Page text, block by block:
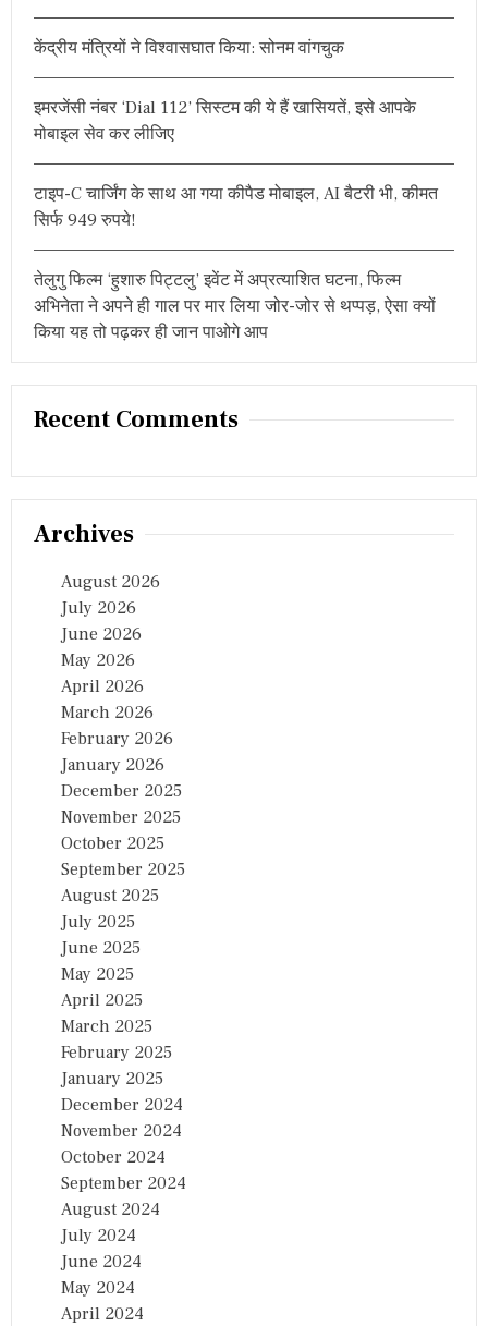
प
फो
र
ना
केंद्रीय मंत्रियों ने विश्वासघात किया: सोनम वांगचुक
इमरजेंसी नंबर ‘Dial 112’ सिस्टम की ये हैं खासियतें, इसे आपके
मोबाइल सेव कर लीजिए
टाइप-C चार्जिंग के साथ आ गया कीपैड मोबाइल, AI बैटरी भी, कीमत
सिर्फ 949 रुपये!
तेलुगु फिल्म ‘हुशारु पिट्टलु’ इवेंट में अप्रत्याशित घटना, फिल्म
अभिनेता ने अपने ही गाल पर मार लिया जोर-जोर से थप्पड़, ऐसा क्यों
किया यह तो पढ़कर ही जान पाओगे आप
Recent Comments
Archives
August 2026
July 2026
June 2026
May 2026
April 2026
March 2026
February 2026
January 2026
December 2025
November 2025
October 2025
September 2025
August 2025
July 2025
June 2025
May 2025
April 2025
March 2025
February 2025
January 2025
December 2024
November 2024
October 2024
September 2024
August 2024
July 2024
June 2024
May 2024
April 2024